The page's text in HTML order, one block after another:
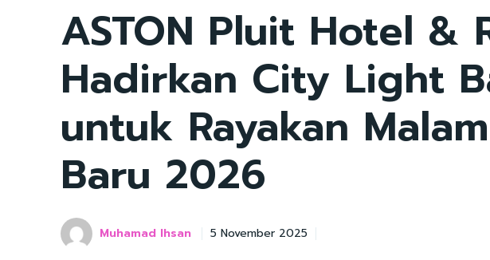
ASTON Pluit Hotel &
Hadirkan City Light
untuk Rayakan
Baru 2026
Muhamad Ihsan 5 November 2025